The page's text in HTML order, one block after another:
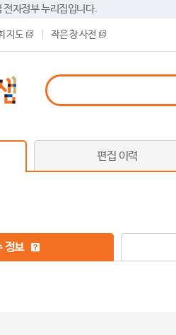
전자정부 누리집입니다.
지도 작은 창 사전
편집 이력
정보